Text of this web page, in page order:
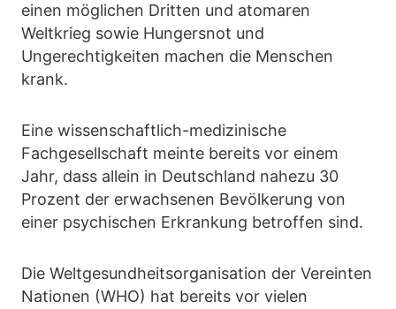
einen möglichen Dritten und atomaren
Weltkrieg sowie Hungersnot und
Ungerechtigkeiten machen die Menschen
krank.
Eine wissenschaftlich-medizinische
Fachgesellschaft meinte bereits vor einem
Jahr, dass allein in Deutschland nahezu 30
Prozent der erwachsenen Bevölkerung von
einer psychischen Erkrankung betroffen sind.
Die Weltgesundheitsorganisation der Vereinten
Nationen (WHO) hat bereits vor vielen